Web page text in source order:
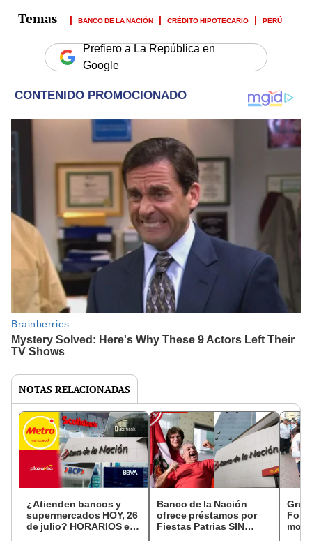
BANCO DE LA NACIÓN CRÉDITO HIPOTECARIO PERÚ
Prefiero a La República en
Google
NOTAS RELACIONADAS
¿Atienden bancos y
supermercados HOY, 26
de julio? HORARIOS en
Banco de la Nación
ofrece préstamos por
Fiestas Patrias SIN